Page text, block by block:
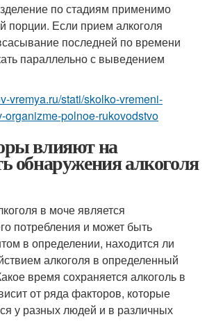
по стадиям применимо
порции. Если прием алкоголя
последней по времени
параллельно с выведением
vremya.ru/stati/skolko-vremeni-
organizme-polnoe-rukovodstvo
влияют на
обнаружения алкоголя
в моче является
потребления и может быть
в определении, находится ли
алкоголя в определенный
время сохраняется алкоголь в
от ряда факторов, которые
у разных людей и в различных